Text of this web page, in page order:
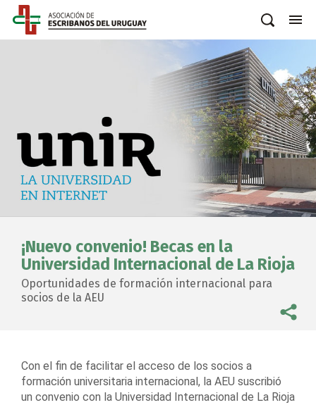
¡Nuevo convenio! Becas en la
Universidad Internacional de La Rioja
Oportunidades de formación internacional para
socios de la AEU
Con el fin de facilitar el acceso de los socios a
formación universitaria internacional, la AEU suscribió
un convenio con la Universidad Internacional de La Rioja